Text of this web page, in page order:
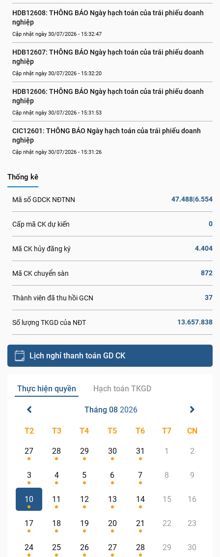
HDB12608: THÔNG BÁO Ngày hạch toán của trái phiếu doanh
nghiệp
Cập nhật ngày 30/07/2026 - 15:32:47
HDB12607: THÔNG BÁO Ngày hạch toán của trái phiếu doanh
nghiệp
Cập nhật ngày 30/07/2026 - 15:32:20
HDB12606: THÔNG BÁO Ngày hạch toán của trái phiếu doanh
nghiệp
Cập nhật ngày 30/07/2026 - 15:31:53
CIC12601: THÔNG BÁO Ngày hạch toán của trái phiếu doanh
nghiệp
Cập nhật ngày 30/07/2026 - 15:31:26
Thống kê
Mã số GDCK NĐTNN 47.488|6.554
Cấp mã CK dự kiến 0
Mã CK hủy đăng ký 4.404
Mã CK chuyển sàn 872
Thành viên đã thu hồi GCN 37
Số lượng TKGD của NĐT 13.657.838
Lịch nghỉ thanh toán GD CK
Thực hiện quyền Hạch toán TKGD
Tháng 08 2026
T2 T3 T4 T5 T6 T7 CN
27 28 29 30 31 1 2
3 4 5 6 7 8 9
10 11 12 13 14 15 16
17 18 19 20 21 22 23
24 25 26 27 28 29 30